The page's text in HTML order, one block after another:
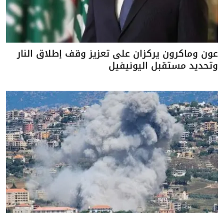
عون وماكرون يركزان على تعزيز وقف إطلاق النار
وتحديد مستقبل اليونيفيل